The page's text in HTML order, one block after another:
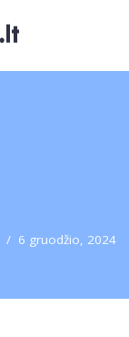
6 gruodžio, 2024